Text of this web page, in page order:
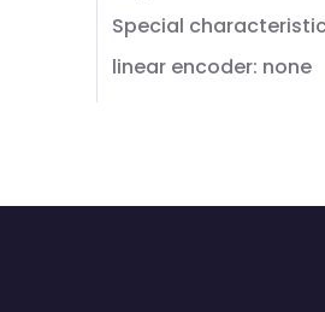
Special
linear encoder: none